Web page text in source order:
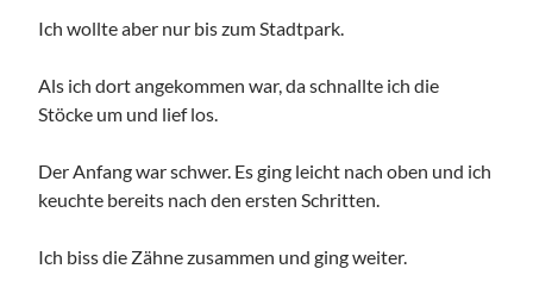
Ich wollte aber nur bis zum Stadtpark.
Als ich dort angekommen war, da schnallte ich die
Stöcke um und lief los.
Der Anfang war schwer. Es ging leicht nach oben und ich
keuchte bereits nach den ersten Schritten.
Ich biss die Zähne zusammen und ging weiter.